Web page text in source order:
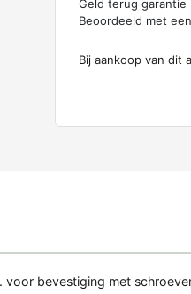
Geld terug garantie
Beoordeeld met
Bij aankoop van
bevestiging met